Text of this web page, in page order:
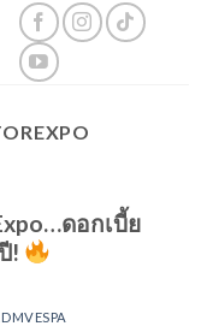
ดอกเบี้ย
!